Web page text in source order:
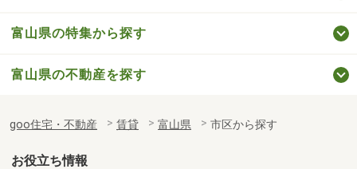
富山県の特集から探す
富山県の不動産を探す
goo住宅・不動産 賃貸 富山県 市区から探す
お役立ち情報